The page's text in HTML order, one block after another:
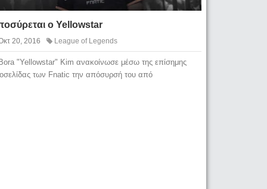
ο Yellowstar
20, 2016 League of Legends
"Yellowstar" Kim ανακοίνωσε μέσω της επίσημης
των Fnatic την απόσυρσή του από